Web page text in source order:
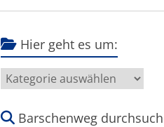
Hier geht es um:
Hier
geht
um:Barschenweg